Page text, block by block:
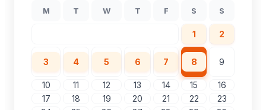
M T W T F S S
1 2
3 4 5 6 7 8 9
10 11 12 13 14 15
16
17
18 19 20 21 22
23